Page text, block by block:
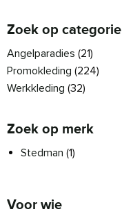
Zoek op categorie
Angelparadies (21)
Promokleding (224)
Werkkleding (32)
Zoek op merk
Stedman (1)
Voor wie